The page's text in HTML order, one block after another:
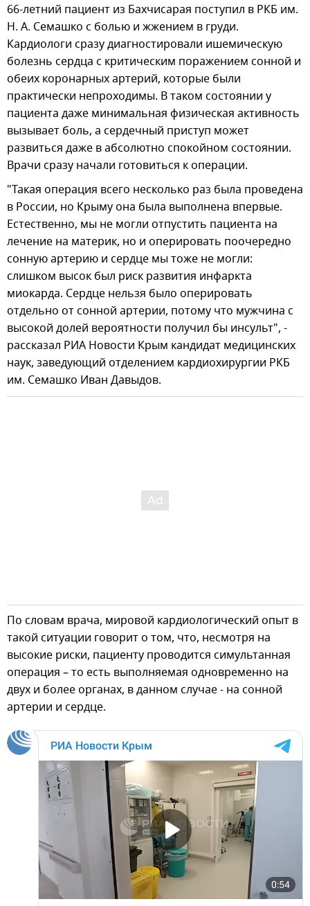
66-летний пациент из Бахчисарая поступил в РКБ им.
Н. А. Семашко с болью и жжением в груди.
Кардиологи сразу диагностировали ишемическую
болезнь сердца с критическим поражением сонной и
обеих коронарных артерий, которые были
практически непроходимы. В таком состоянии у
пациента даже минимальная физическая активность
вызывает боль, а сердечный приступ может
развиться даже в абсолютно спокойном состоянии.
Врачи сразу начали готовиться к операции.
"Такая операция всего несколько раз была проведена
в России, но Крыму она была выполнена впервые.
Естественно, мы не могли отпустить пациента на
лечение на материк, но и оперировать поочередно
сонную артерию и сердце мы тоже не могли:
слишком высок был риск развития инфаркта
миокарда. Сердце нельзя было оперировать
отдельно от сонной артерии, потому что мужчина с
высокой долей вероятности получил бы инсульт", -
рассказал РИА Новости Крым кандидат медицинских
наук, заведующий отделением кардиохирургии РКБ
им. Семашко Иван Давыдов.
По словам врача, мировой кардиологический опыт в
такой ситуации говорит о том, что, несмотря на
высокие риски, пациенту проводится симультанная
операция – то есть выполняемая одновременно на
двух и более органах, в данном случае - на сонной
артерии и сердце.